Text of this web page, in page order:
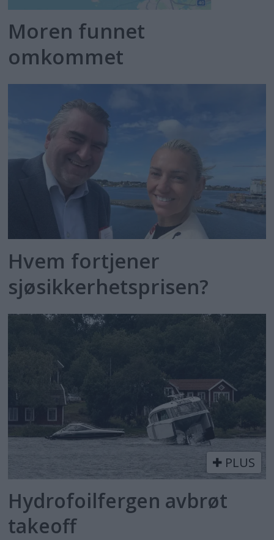
Moren funnet
omkommet
Hvem fortjener
sjøsikkerhetsprisen?
PLUS
Hydrofoilfergen avbrøt
takeoff